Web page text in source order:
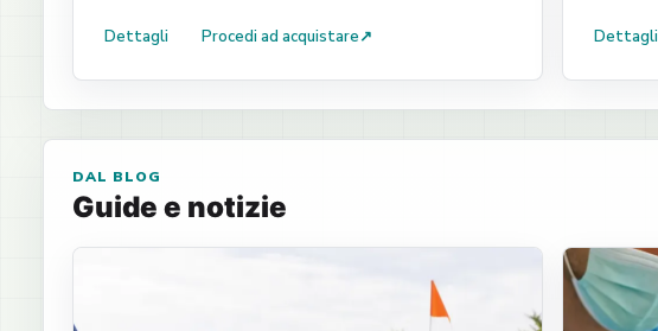
Dettagli Procedi ad acquistare↗ Dettagli
DAL BLOG
Guide e notizie